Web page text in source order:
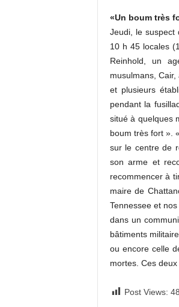
«Un boum très
Jeudi, le suspect
10 h 45 locales
Reinhold, un
musulmans,
et plusieurs
pendant la
situé à quelques
boum très fort ».
sur le centre de
son arme et
recommencer à
maire de
Tennessee et
dans un
bâtiments
ou encore celle
mortes. Ces
Post Views: